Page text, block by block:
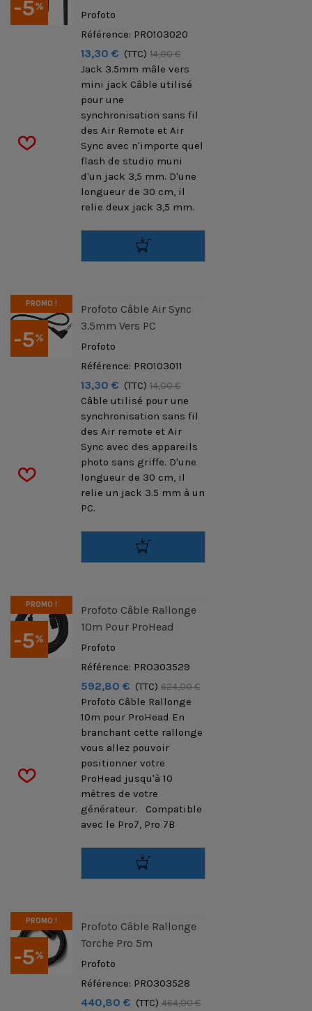
-5%
Profoto
Référence: PRO103020
13,30 € (TTC) 14,00 €
Jack 3.5mm mâle vers
mini jack Câble utilisé
pour une
synchronisation sans fil
des Air Remote et Air
Sync avec n'importe quel
flash de studio muni
d'un jack 3,5 mm. D'une
longueur de 30 cm, il
relie deux jack 3,5 mm.
-5%
PROMO !
Profoto Câble Air Sync
3.5mm Vers PC
Profoto
Référence: PRO103011
13,30 € (TTC) 14,00 €
Câble utilisé pour une
synchronisation sans fil
des Air remote et Air
Sync avec des appareils
photo sans griffe. D'une
longueur de 30 cm, il
relie un jack 3.5 mm à un
PC.
-5%
PROMO !
Profoto Câble Rallonge
10m Pour ProHead
Profoto
Référence: PRO303529
592,80 € (TTC) 624,00 €
Profoto Câble Rallonge
10m pour ProHead En
branchant cette rallonge
vous allez pouvoir
positionner votre
ProHead jusqu'à 10
mètres de votre
générateur. Compatible
avec le Pro7, Pro 7B
-5%
PROMO !
Profoto Câble Rallonge
Torche Pro 5m
Profoto
Référence: PRO303528
440,80 € (TTC) 464,00 €